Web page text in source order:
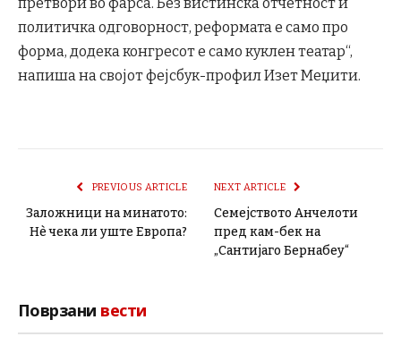
претвори во фарса. Без вистинска отчетност и
политичка одговорност, реформата е само про
форма, додека конгресот е само куклен театар“,
напиша на својот фејсбук-профил Изет Меџити.
PREVIOUS ARTICLE
Заложници на минатото:
Нè чека ли уште Европа?
NEXT ARTICLE
Семејството Анчелоти
пред кам-бек на
„Сантијаго Бернабеу“
Поврзани вести